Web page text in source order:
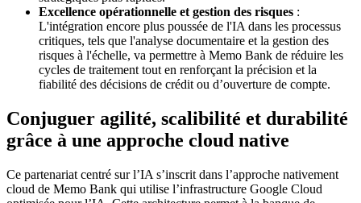
Excellence opérationnelle et gestion des risques :
L'intégration encore plus poussée de l'IA dans les processus
critiques, tels que l'analyse documentaire et la gestion des
risques à l'échelle, va permettre à Memo Bank de réduire les
cycles de traitement tout en renforçant la précision et la
fiabilité des décisions de crédit ou d’ouverture de compte.
Conjuguer agilité, scalibilité et durabilité
grâce à une approche cloud native
Ce partenariat centré sur l’IA s’inscrit dans l’approche nativement
cloud de Memo Bank qui utilise l’infrastructure Google Cloud